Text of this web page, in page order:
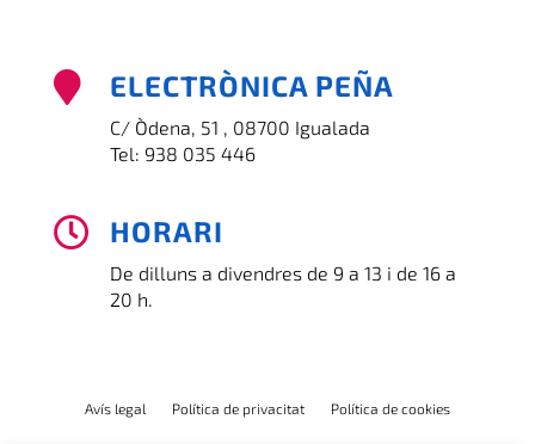
 ELECTRÒNICA PEÑA
C/ Òdena, 51 , 08700 Igualada
Tel: 938 035 446
 HORARI
De dilluns a divendres de 9 a 13 i de 16 a
20 h.
Avís legal Política de privacitat Política de cookies